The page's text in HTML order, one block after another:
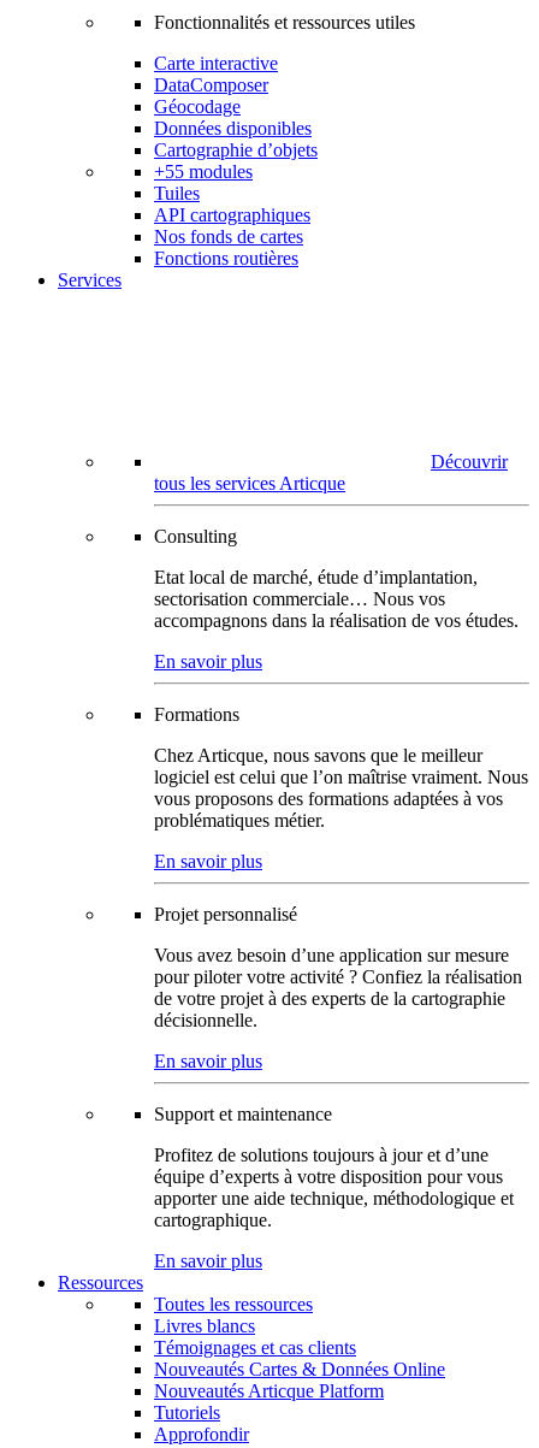
Fonctionnalités et ressources utiles
Carte interactive
DataComposer
Géocodage
Données disponibles
Cartographie d’objets
+55 modules
Tuiles
API cartographiques
Nos fonds de cartes
Fonctions routières
Services
Découvrir
tous les services Articque
Consulting
Etat local de marché, étude d’implantation,
sectorisation commerciale… Nous vos
accompagnons dans la réalisation de vos études.
En savoir plus
Formations
Chez Articque, nous savons que le meilleur
logiciel est celui que l’on maîtrise vraiment. Nous
vous proposons des formations adaptées à vos
problématiques métier.
En savoir plus
Projet personnalisé
Vous avez besoin d’une application sur mesure
pour piloter votre activité ? Confiez la réalisation
de votre projet à des experts de la cartographie
décisionnelle.
En savoir plus
Support et maintenance
Profitez de solutions toujours à jour et d’une
équipe d’experts à votre disposition pour vous
apporter une aide technique, méthodologique et
cartographique.
En savoir plus
Ressources
Toutes les ressources
Livres blancs
Témoignages et cas clients
Nouveautés Cartes & Données Online
Nouveautés Articque Platform
Tutoriels
Approfondir